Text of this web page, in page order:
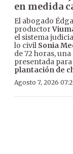
en medida
El abogado
productor
el sistema
lo civil Sonia
de 72 horas,
presentada
plantación de
Agosto 7, 2026